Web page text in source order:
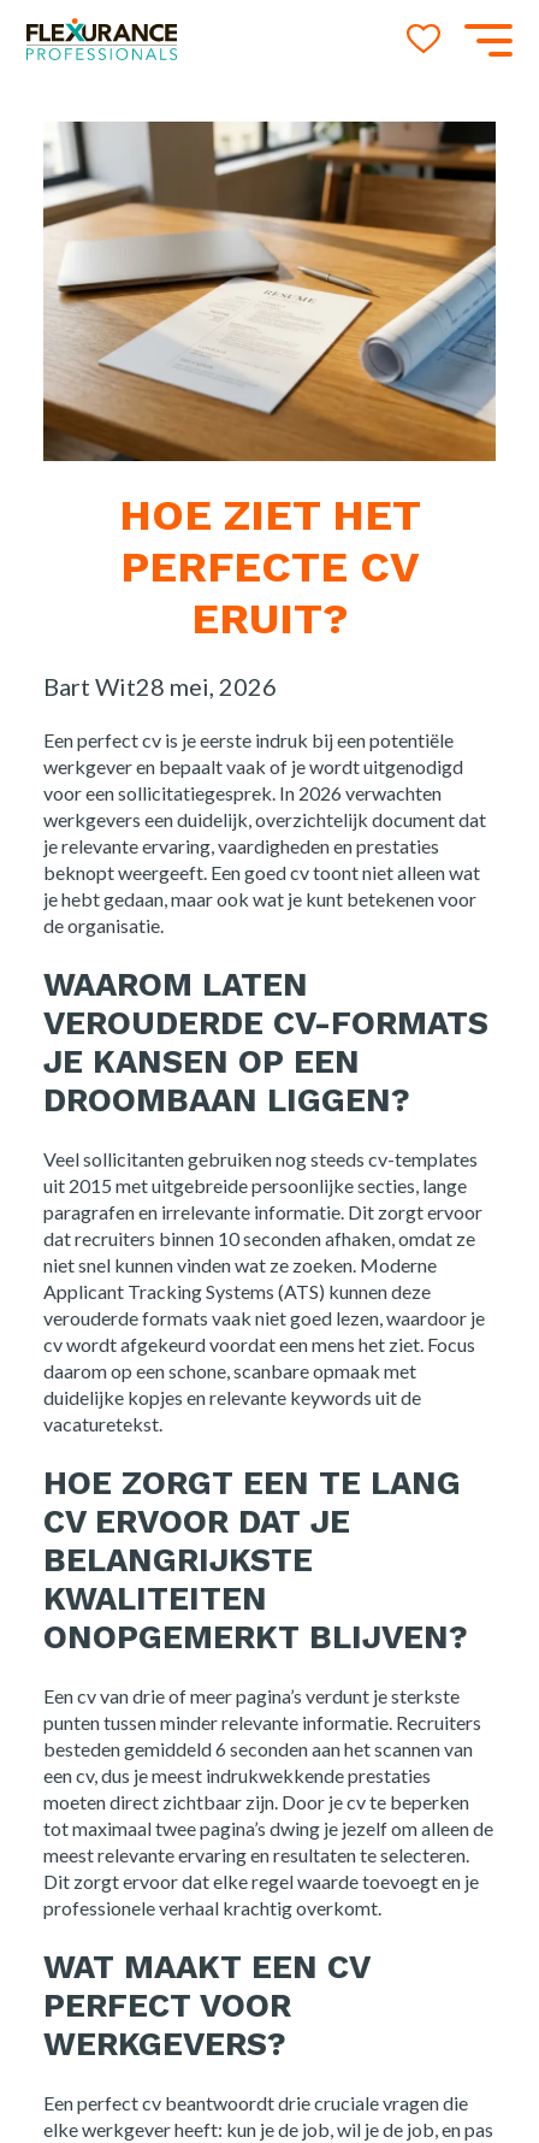
HOE ZIET HET
PERFECTE CV
ERUIT?
Posted
Bart Wit28 mei, 2026
Een perfect cv is je eerste indruk bij een potentiële
werkgever en bepaalt vaak of je wordt uitgenodigd
voor een sollicitatiegesprek. In 2026 verwachten
werkgevers een duidelijk, overzichtelijk document dat
je relevante ervaring, vaardigheden en prestaties
beknopt weergeeft. Een goed cv toont niet alleen wat
je hebt gedaan, maar ook wat je kunt betekenen voor
de organisatie.
WAAROM LATEN
VEROUDERDE CV-FORMATS
JE KANSEN OP EEN
DROOMBAAN LIGGEN?
Veel sollicitanten gebruiken nog steeds cv-templates
uit 2015 met uitgebreide persoonlijke secties, lange
paragrafen en irrelevante informatie. Dit zorgt ervoor
dat recruiters binnen 10 seconden afhaken, omdat ze
niet snel kunnen vinden wat ze zoeken. Moderne
Applicant Tracking Systems (ATS) kunnen deze
verouderde formats vaak niet goed lezen, waardoor je
cv wordt afgekeurd voordat een mens het ziet. Focus
daarom op een schone, scanbare opmaak met
duidelijke kopjes en relevante keywords uit de
vacaturetekst.
HOE ZORGT EEN TE LANG
CV ERVOOR DAT JE
BELANGRIJKSTE
KWALITEITEN
ONOPGEMERKT BLIJVEN?
Een cv van drie of meer pagina’s verdunt je sterkste
punten tussen minder relevante informatie. Recruiters
besteden gemiddeld 6 seconden aan het scannen van
een cv, dus je meest indrukwekkende prestaties
moeten direct zichtbaar zijn. Door je cv te beperken
tot maximaal twee pagina’s dwing je jezelf om alleen de
meest relevante ervaring en resultaten te selecteren.
Dit zorgt ervoor dat elke regel waarde toevoegt en je
professionele verhaal krachtig overkomt.
WAT MAAKT EEN CV
PERFECT VOOR
WERKGEVERS?
Een perfect cv beantwoordt drie cruciale vragen die
elke werkgever heeft: kun je de job, wil je de job, en pas